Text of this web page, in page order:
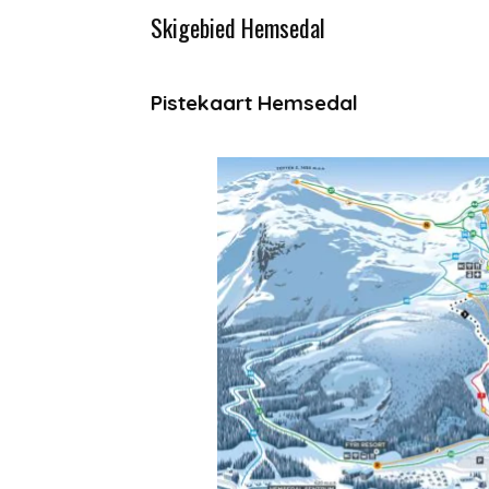
Skigebied Hemsedal
Pistekaart Hemsedal